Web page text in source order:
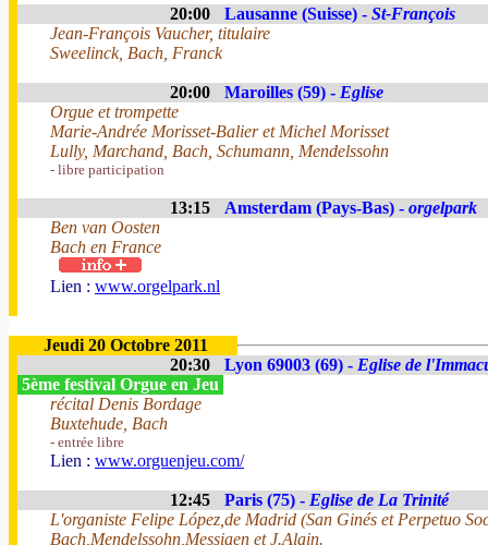
20:00 Lausanne (Suisse) - St-François
Jean-François Vaucher, titulaire
Sweelinck, Bach, Franck
20:00 Maroilles (59) - Eglise
Orgue et trompette
Marie-Andrée Morisset-Balier et Michel Morisset
Lully, Marchand, Bach, Schumann, Mendelssohn
- libre participation
13:15 Amsterdam (Pays-Bas) - orgelpark
Ben van Oosten
Bach en France
Lien : www.orgelpark.nl
Jeudi 20 Octobre 2011
20:30
Lyon 69003 (69) - Eglise de
5ème festival Orgue en Jeu
récital Denis Bordage
Buxtehude, Bach
- entrée libre
Lien : www.orguenjeu.com/
12:45 Paris (75) - Eglise de La Trinité
L'organiste Felipe López,de Madrid (San Ginés et Perpetuo
Bach,Mendelssohn,Messiaen et J.Alain.